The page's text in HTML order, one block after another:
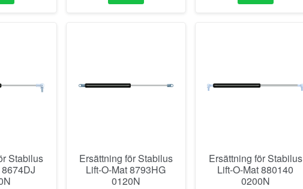
Stabilus
Ersättning för Stabilus
Lift-O-Mat 8793HG
0120N
Ersättning för Stabilus
Lift-O-Mat 880140
0200N